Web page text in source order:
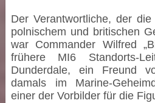
Der Verantwortliche, der
polnischem und britischen
war Commander Wilfred
frühere MI6 Standorts-
Dunderdale, ein Freund
damals im Marine-
einer der Vorbilder für die